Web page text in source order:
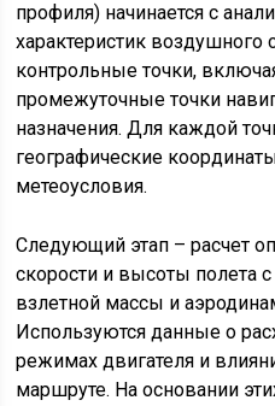
профиля) начинается с
характеристик воздушного
контрольные точки,
промежуточные точки
назначения. Для каждой
географические
метеоусловия.
Следующий этап – расчет
скорости и высоты полета
взлетной массы и
Используются данные о
режимах двигателя и
маршруте. На основании